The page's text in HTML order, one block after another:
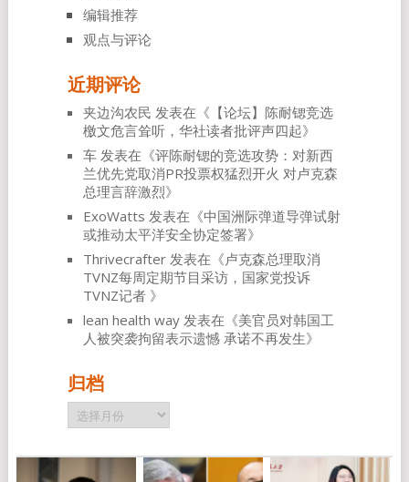
编辑推荐
观点与评论
近期评论
夹边沟农民 发表在《 【论坛】陈耐锶竞选
檄文危言耸听，华社读者批评声四起》
车发表在《评陈耐锶的竞选攻势：对新西
兰优先党取消PR投票权猛烈开火 对卢克森
总理言辞激烈》
ExoWatts 发表在《中国洲际弹道导弹试射
或推动太平洋安全协定签署》
Thrivecrafter发表在《卢克森总理取消
TVNZ每周定期节目采访，国家党投诉
TVNZ记者 》
lean health way发表在《美官员对韩国工
人被突袭拘留表示遗憾 承诺不再发生》
归档
归
档